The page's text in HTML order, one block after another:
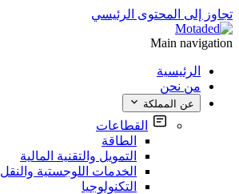
تجاوز إلى المحتوى الرئيسي
Main navigation
الرئيسية
من نحن
عن المملكة
القطاعات
الطاقة
التمويل والتقنية المالية
الخدمات اللوجستية والنقل
التكنولوجيا